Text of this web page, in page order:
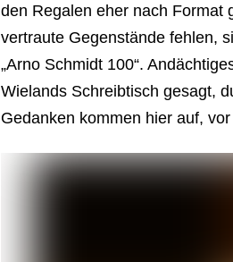
den Regalen eher nach Format
vertraute Gegenstände fehlen,
„Arno Schmidt 100“.
Wielands Schreibtisch gesagt,
Gedanken kommen hier auf,